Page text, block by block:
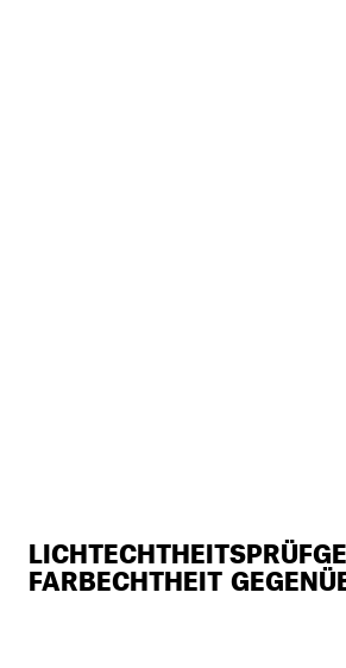
FARBECHTHEIT